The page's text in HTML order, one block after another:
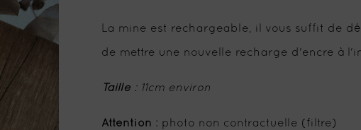
La mine est rechargeable, il vous suffit de
de mettre une nouvelle recharge d'encre à
Taille: 11cm environ
Attention : photo non contractuelle (filtre)